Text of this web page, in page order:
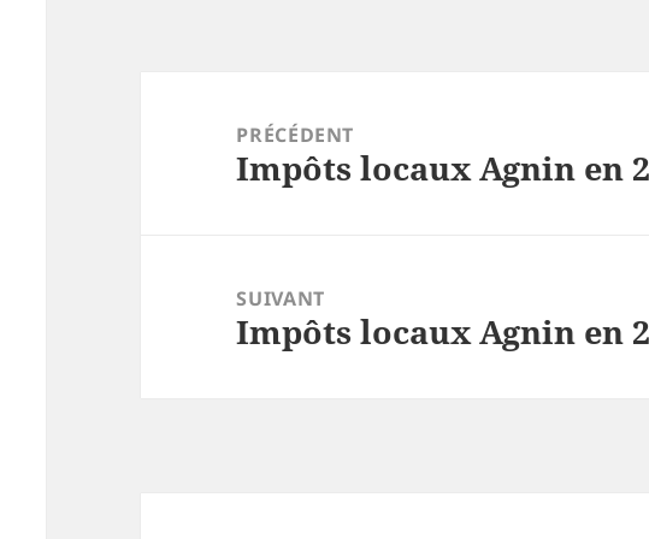
PRÉCÉDENT
Article
Impôts locaux Agnin en
SUIVANT
Article
Impôts locaux Agnin en